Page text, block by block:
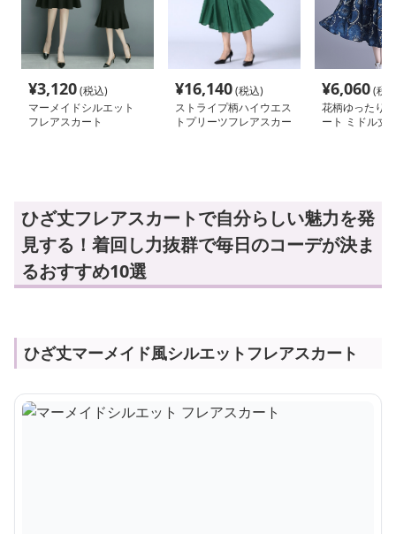
¥3,120(税込)
マーメイドシルエット
フレアスカート
¥16,140(税込)
ストライプ柄ハイウエス
トプリーツフレアスカー
¥6,060(税
花柄ゆったり
ート ミドル丈
ひざ丈フレアスカートで自分らしい魅力を発
見する！着回し力抜群で毎日のコーデが決ま
るおすすめ10選
ひざ丈マーメイド風シルエットフレアスカート